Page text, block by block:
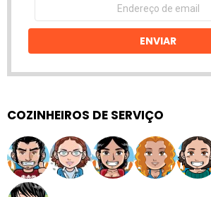
email
ENVIAR
COZINHEIROS DE SERVIÇO